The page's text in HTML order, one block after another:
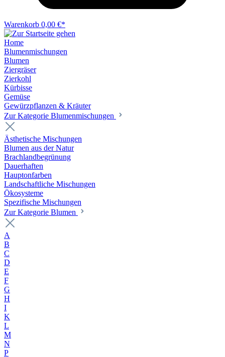
Warenkorb 0,00 €*
Home
Blumenmischungen
Blumen
Ziergräser
Zierkohl
Kürbisse
Gemüse
Gewürzpflanzen & Kräuter
Zur Kategorie Blumenmischungen
Ästhetische Mischungen
Blumen aus der Natur
Brachlandbegrünung
Dauerhaften
Hauptonfarben
Landschaftliche Mischungen
Ökosysteme
Spezifische Mischungen
Zur Kategorie Blumen
A
B
C
D
E
F
G
H
I
K
L
M
N
P